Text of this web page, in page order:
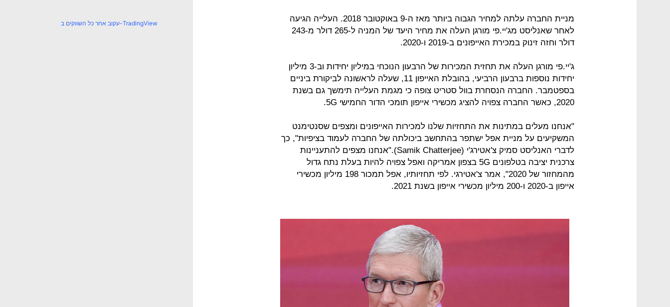
מניית החברה עלתה למחיר הגבוה ביותר מאז ה-9 באוקטובר 2018. העלייה הגיעה
לאחר שאנליסט מג'יי.פי מורגן העלה את מחיר היעד של המניה ל-265 דולר מ-243
דולר וחזה זינוק במכירת האייפונים ב-2019 ו-2020.
ג'יי.פי מורגן העלה את תחזית המכירות של הרבעון הנוכחי במיליון יחידות וב-3 מיליון
יחידות נוספות ברבעון הרביעי, בהובלת האייפון 11, שעלה לראשונה לביקורת ביניים
בספטמבר. החברה הנסחרת בוול סטריט צופה כי מגמת העלייה תימשך גם בשנת
2020, כאשר החברה צפויה להציג מכשירי אייפון תומכי הדור החמישי 5G.
"אנחנו מעלים במתינות את התחזיות שלנו למכירות האייפונים ומצפים שסנטימנט
המשקיעים על מניית אפל ישתפר בהתחשב ביכולתה של החברה לעמוד בציפיות", כך
לדברי האנליסט סמיק צ'אטירג'י (Samik Chatterjee)."אנחנו מצפים להתעניינות
צרכנית יציבה בטלפונים 5G בצפון אמריקה ואפל צפויה להיות בעלת נתח גדול
מהמחזור של 2020", אמר צ'אטירגי. לפי תחזיותיו, אפל תמכור 198 מיליון מכשירי
אייפון ב-2020 ו-200 מיליון מכשירי אייפון בשנת 2021.
עקוב אחר כל השווקים ב-TradingView